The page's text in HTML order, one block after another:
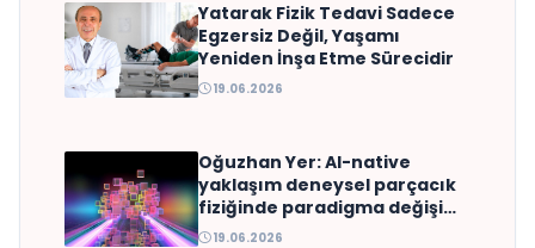
Yatarak Fizik Tedavi Sadece
Egzersiz Değil, Yaşamı
Yeniden İnşa Etme Sürecidir
19.06.2026
Oğuzhan Yer: AI-native
yaklaşım deneysel parçacık
fiziğinde paradigma değişimi
yaratabilir
19.06.2026